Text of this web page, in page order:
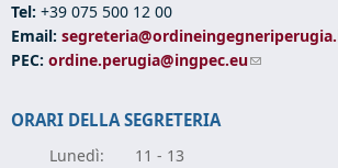
Tel: +39 075 500 12 00
Email:
PEC: ordine.perugia@ingpec.eu(link sends
ORARI DELLA SEGRETERIA
Lunedì: 11 - 13